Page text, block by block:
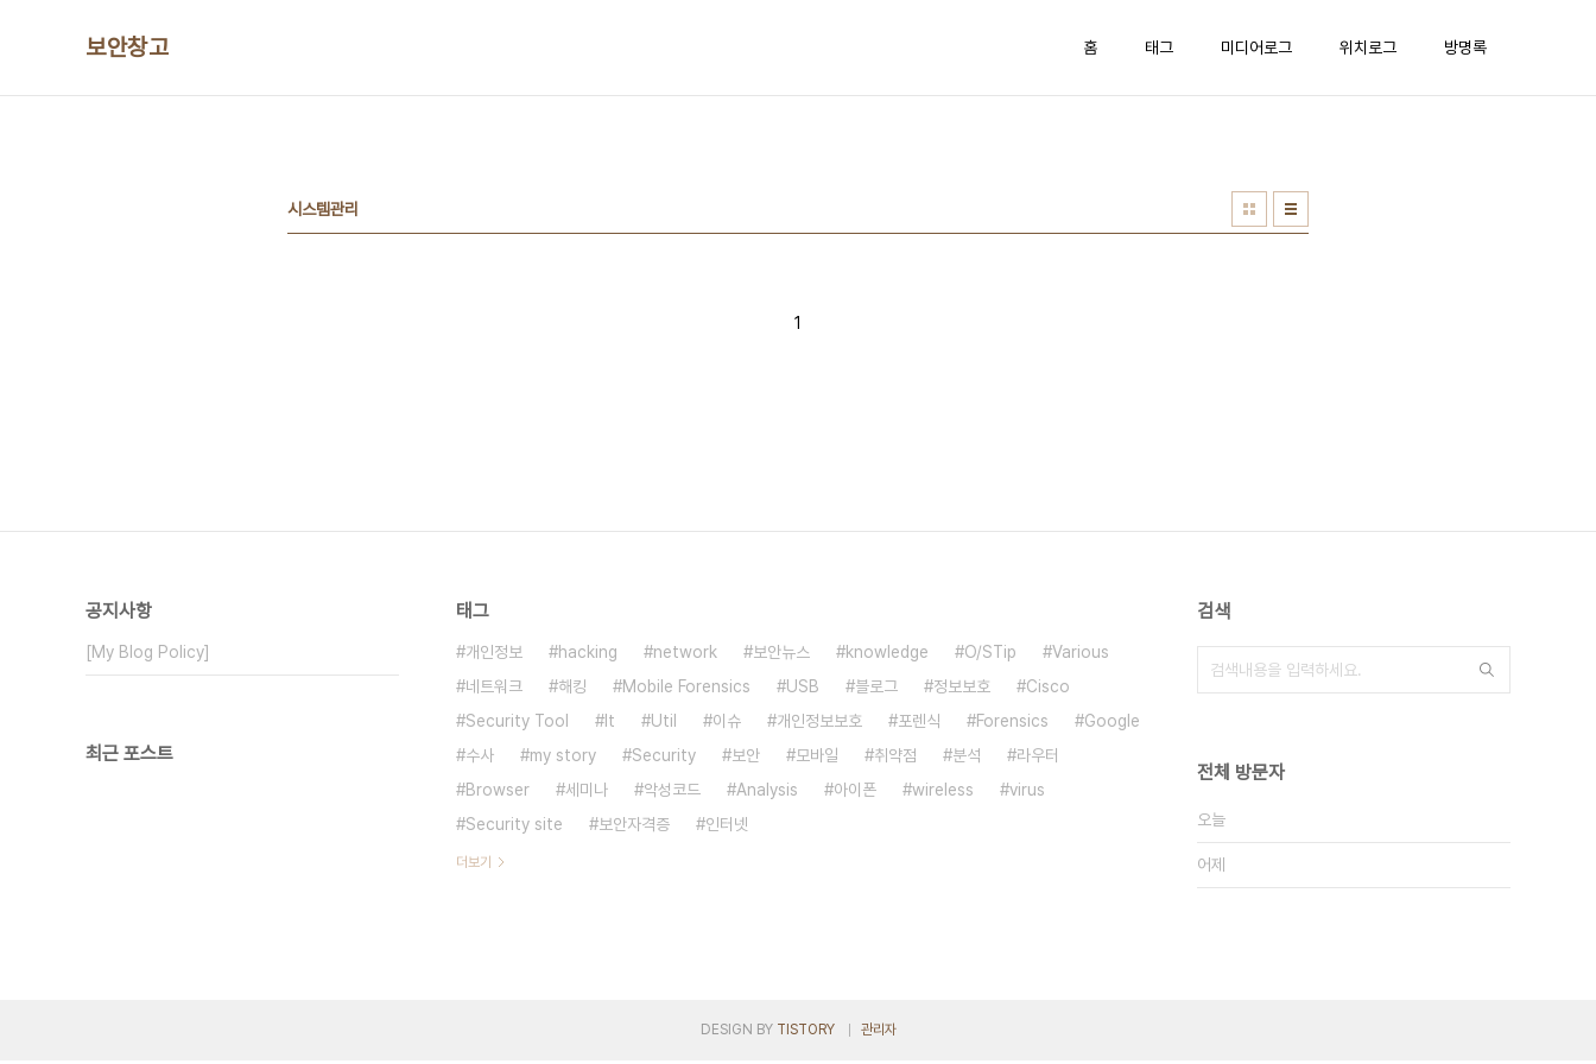
보안창고 홈 태그 미디어로그 위치로그 방명록
시스템관리
1
공지사항
[My Blog Policy]
최근 포스트
태그
개인정보 hacking network 보안뉴스 knowledge O/STip
Various
네트워크
해킹 Mobile Forensics USB 블로그 정보보호
Cisco
Security Tool
It Util 이슈 개인정보보호 포렌식 Forensics
Google
수사
my story Security 보안 모바일 취약점 분석
라우터
Browser
세미나 악성코드 Analysis 아이폰 wireless
virus
Security site
보안자격증 인터넷
더보기
검색
전체 방문자
오늘
어제
DESIGN BY TISTORY 관리자